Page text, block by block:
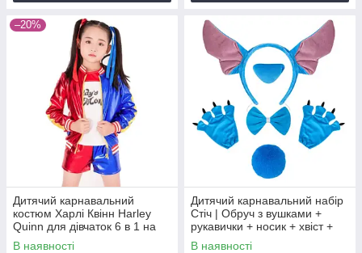
–20%
Дитячий карнавальний
костюм Харлі Квінн Harley
Quinn для дівчаток 6 в 1 на
зріст S 95-105 см
В наявності
Дитячий карнавальний набір
Стіч | Обруч з вушками +
рукавички + носик + хвіст +
бант на шию
В наявності